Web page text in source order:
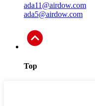
ada11@airdow.com
ada5@airdow.com
Top